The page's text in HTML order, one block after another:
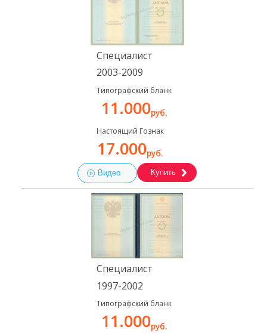
Специалист
2003-2009
Типографский бланк
11.000руб.
Настоящий Гознак
17.000руб.
Видео Купить
Специалист
1997-2002
Типографский бланк
11.000руб.